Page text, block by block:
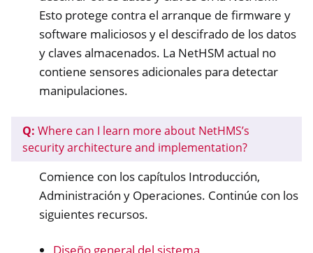
navigation of Compatible Software
navigation of NitroWall
navigation of NitroWall NW750
navigation of Software
Esto protege contra el arranque de firmware y
software maliciosos y el descifrado de los datos
y claves almacenados. La NetHSM actual no
contiene sensores adicionales para detectar
manipulaciones.
Q: Where can I learn more about NetHMS’s
security architecture and implementation?
Comience con los capítulos Introducción,
Administración y Operaciones. Continúe con los
siguientes recursos.